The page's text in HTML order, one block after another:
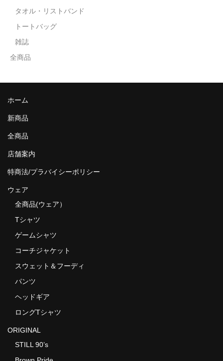
タオル・リストバンド
トートバッグ
雑誌
全商品
ホーム
新商品
全商品
店舗案内
特商法/プラバイシーポリシー
ウェア
全商品(ウェア）
Tシャツ
ゲームシャツ
コーチジャケット
スウェット＆フーディ
パンツ
ヘッドギア
ロングTシャツ
ORIGINAL
STILL 90’s